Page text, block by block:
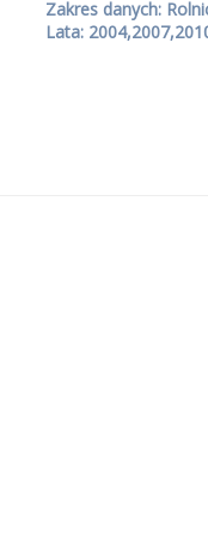
Zakres danych:
Lata: